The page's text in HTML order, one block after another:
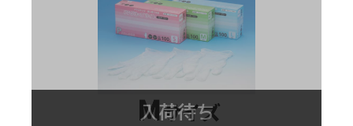
入荷待ち